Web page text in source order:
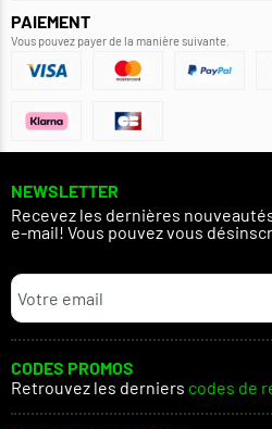
PAIEMENT
Vous pouvez payer de la manière suivante.
NEWSLETTER
Recevez les dernières
e-mail! Vous pouvez vous
CODES PROMOS
Retrouvez les derniers codes de